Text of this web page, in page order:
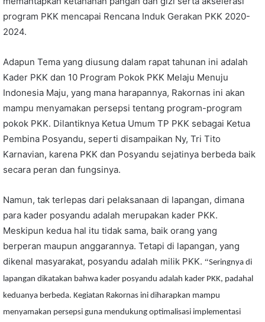
program PKK mencapai Rencana Induk Gerakan PKK 2020-
2024.
Adapun Tema yang diusung dalam rapat tahunan ini adalah
Kader PKK dan 10 Program Pokok PKK Melaju Menuju
Indonesia Maju, yang mana harapannya, Rakornas ini akan
mampu menyamakan persepsi tentang program-program
pokok PKK. Dilantiknya Ketua Umum TP PKK sebagai Ketua
Pembina Posyandu, seperti disampaikan Ny, Tri Tito
Karnavian, karena PKK dan Posyandu sejatinya berbeda baik
secara peran dan fungsinya.
Namun, tak terlepas dari pelaksanaan di lapangan, dimana
para kader posyandu adalah merupakan kader PKK.
Meskipun kedua hal itu tidak sama, baik orang yang
berperan maupun anggarannya. Tetapi di lapangan, yang
dikenal masyarakat, posyandu adalah milik PKK. “Seringnya di
lapangan dikatakan bahwa kader posyandu adalah kader PKK, padahal
keduanya berbeda. Kegiatan Rakornas ini diharapkan mampu
menyamakan persepsi guna mendukung optimalisasi implementasi